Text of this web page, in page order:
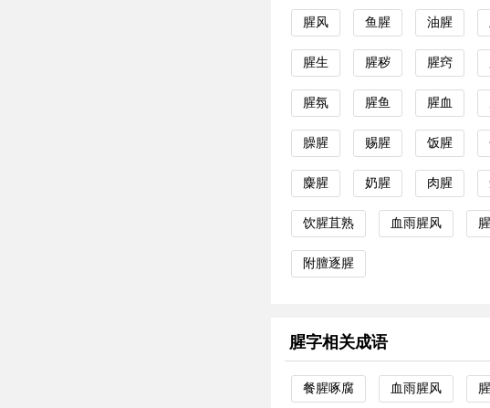
腥风 鱼腥 油腥
腥生 腥秽 腥窍
腥氛 腥鱼 腥血
臊腥 赐腥 饭腥
麋腥 奶腥 肉腥
饮腥苴熟 血雨腥风
附膻逐腥
腥字相关成语
餐腥啄腐 血雨腥风